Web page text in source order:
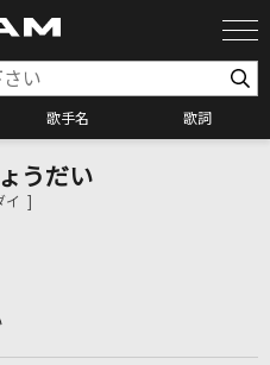
歌手名 歌詞
検索
うだい
イ ]